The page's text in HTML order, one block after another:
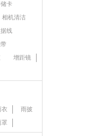
卡
相机清洁
线
增距镜
衣
雨披
罩